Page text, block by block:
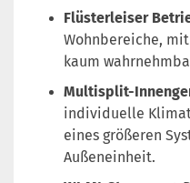
Flüsterleiser
Wohnbereiche,
kaum
Multisplit-
individuelle
eines größeren
Außeneinheit.